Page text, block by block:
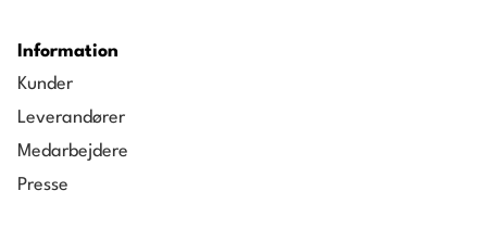
Information
Kunder
Leverandører
Medarbejdere
Presse